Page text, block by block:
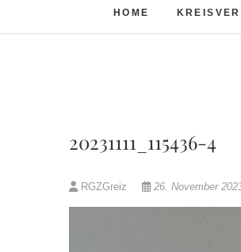
HOME
20231111_115436-4
RGZGreiz 26. November